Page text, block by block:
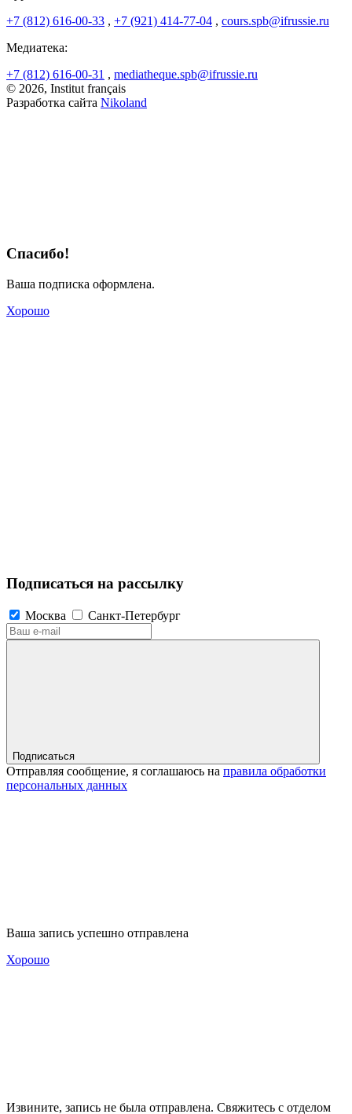
+7 (812) 616-00-33 , +7 (921) 414-77-04 , cours.spb@ifrussie.ru
Медиатека:
+7 (812) 616-00-31 , mediatheque.spb@ifrussie.ru
© 2026, Institut français
Разработка сайта Nikoland
Спасибо!
Ваша подписка оформлена.
Хорошо
Подписаться на рассылку
Москва Санкт-Петербург
Подписаться
Отправляя сообщение, я соглашаюсь на правила обработки
персональных данных
Ваша запись успешно отправлена
Хорошо
Извините, запись не была отправлена. Свяжитесь с отделом